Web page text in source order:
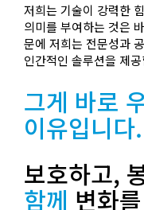
저희는 기술이 강력한
의미를 부여하는 것은
문에 저희는 전문성과
인간적인 솔루션을 제
그게 바로
이유입니다.
보호하고,
함께 변화